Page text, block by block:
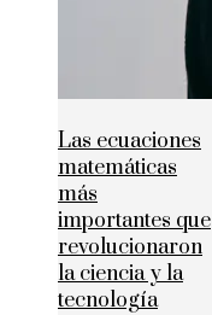
Las ecuaciones
matemáticas
más
importantes que
revolucionaron
la ciencia y la
tecnología